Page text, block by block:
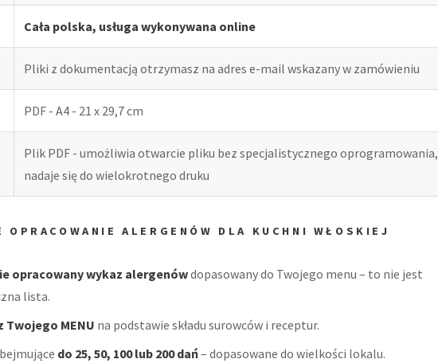
Cała polska, usługa wykonywana online
Pliki z dokumentacją otrzymasz na adres e-mail wskazany w zamówieniu
PDF - A4 - 21 x 29,7 cm
Plik PDF - umożliwia otwarcie pliku bez specjalistycznego oprogramowania,
nadaje się do wielokrotnego druku
OPRACOWANIE ALERGENÓW DLA KUCHNI WŁOSKIEJ
opracowany wykaz alergenówdopasowany do Twojego menu – to nie jest
lista.
Twojego MENU na podstawie składu surowców i receptur.
do 25, 50, 100 lub 200 dań– dopasowane do wielkości lokalu.